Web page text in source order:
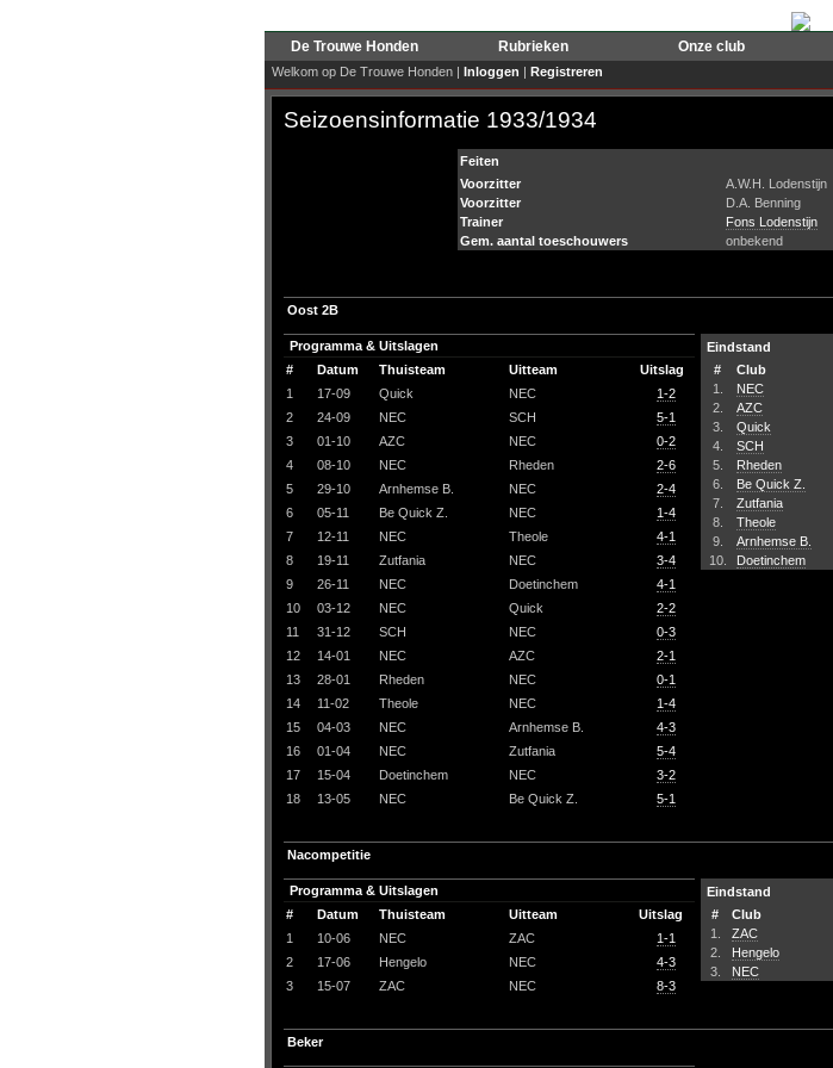
De Trouwe Honden Rubrieken Onze club
Welkom op De Trouwe Honden | Inloggen | Registreren
Seizoensinformatie 1933/1934
Feiten
Voorzitter
A.W.H. Lodenstijn
Voorzitter
D.A. Benning
Trainer
Fons Lodenstijn
Gem. aantal toeschouwers
onbekend
Oost 2B
Programma & Uitslagen
#
Datum Thuisteam Uitteam
Uitslag
1
17-09 Quick NEC
1-2
2
24-09 NEC SCH
5-1
3
01-10 AZC NEC
0-2
4
08-10 NEC Rheden
2-6
5
29-10 Arnhemse B. NEC
2-4
6
05-11 Be Quick Z. NEC
1-4
7
12-11 NEC Theole
4-1
8
19-11 Zutfania NEC
3-4
9
26-11 NEC Doetinchem
4-1
10
03-12 NEC Quick
2-2
11
31-12 SCH NEC
0-3
12
14-01 NEC AZC
2-1
13
28-01 Rheden NEC
0-1
14
11-02 Theole NEC
1-4
15
04-03 NEC Arnhemse B.
4-3
16
01-04 NEC Zutfania
5-4
17
15-04 Doetinchem NEC
3-2
18
13-05 NEC Be Quick Z. 5-1
Eindstand
#
Club
1.
NEC
2.
AZC
3.
Quick
4.
SCH
5.
Rheden
6.
Be Quick Z.
7.
Zutfania
8.
Theole
9.
Arnhemse B.
10.
Doetinchem
Nacompetitie
Programma & Uitslagen
#
Datum Thuisteam Uitteam
Uitslag
1
10-06 NEC ZAC
1-1
2
17-06 Hengelo NEC
4-3
3
15-07 ZAC NEC 8-3
Eindstand
#
Club
1.
ZAC
2.
Hengelo
3.
NEC
Beker